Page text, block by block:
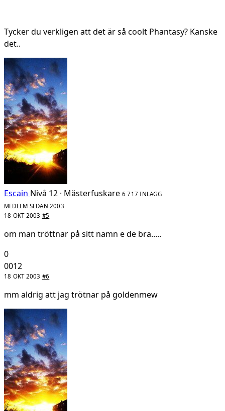
Tycker du verkligen att det är så coolt Phantasy? Kanske
det..
Escain Nivå 12 · Mästerfuskare 6 717 INLÄGG
MEDLEM SEDAN 2003
18 OKT 2003 #5
om man tröttnar på sitt namn e de bra.....
0
0012
18 OKT 2003 #6
mm aldrig att jag trötnar på goldenmew